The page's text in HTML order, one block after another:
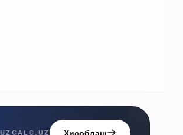
UZCALC.UZ Ҳисоблаш